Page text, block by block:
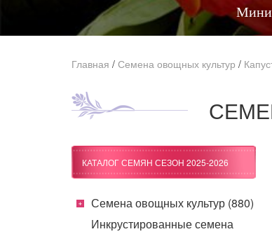
Главная / Семена овощных культур /
КАТАЛОГ СЕМЯН СЕЗОН 2025-2026
Семена овощных культур (880)
Инкрустированные семена